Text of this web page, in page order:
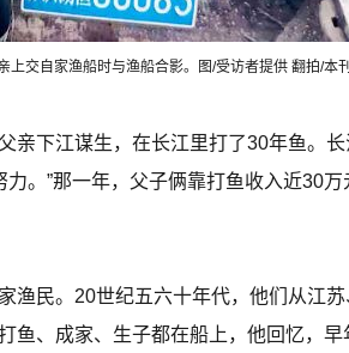
交自家渔船时与渔船合影。图/受访者提供 翻拍/本
亲下江谋生，在长江里打了30年鱼。
。”那一年，父子俩靠打鱼收入近30
渔民。20世纪五六十年代，他们从江
鱼、成家、生子都在船上，他回忆，